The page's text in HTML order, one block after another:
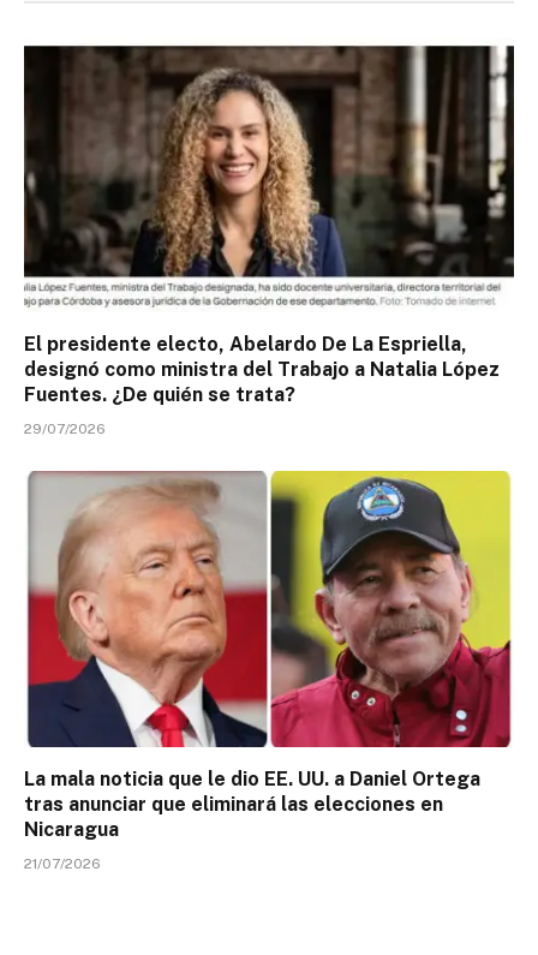
El presidente electo, Abelardo De La Espriella,
designó como ministra del Trabajo a Natalia López
Fuentes. ¿De quién se trata?
29/07/2026
La mala noticia que le dio EE. UU. a Daniel Ortega
tras anunciar que eliminará las elecciones en
Nicaragua
21/07/2026